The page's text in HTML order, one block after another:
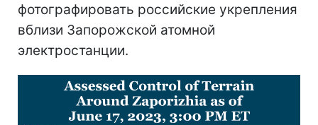
фотографировать российские укрепления
вблизи Запорожской атомной
электростанции.